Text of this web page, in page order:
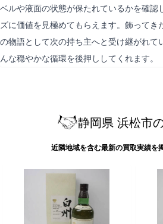
ベルや液面の状態が保たれているかを確認
ズに価値を見極めてもらえます。飾ってき
の物語として次の持ち主へと受け継がれ
んな穏やかな循環を後押ししてくれます。
静岡県 浜松市
近隣地域を含む最新の買取実績を